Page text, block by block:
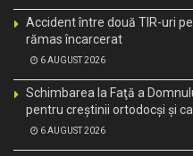
Accident între două TIR-uri
rămas încarcerat
6 AUGUST 2026
Schimbarea la Faţă a
pentru creştinii ortodocşi şi
6 AUGUST 2026